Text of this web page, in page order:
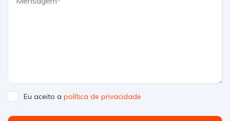
Eu aceito a política de privacidade